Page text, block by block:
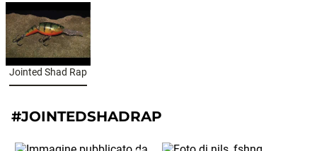
Jointed Shad Rap
#JOINTEDSHADRAP